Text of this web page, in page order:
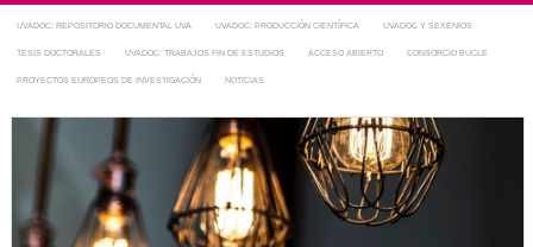
UVADOC: REPOSITORIO DOCUMENTAL UVA UVADOC: PRODUCCIÓN CIENTÍFICA UVADOC Y SEXENIOS
TESIS DOCTORALES UVADOC: TRABAJOS FIN DE ESTUDIOS ACCESO ABIERTO CONSORCIO BUCLE
PROYECTOS EUROPEOS DE INVESTIGACIÓN NOTICIAS
Repositorio Documental de la UVa
~ UVaDOC